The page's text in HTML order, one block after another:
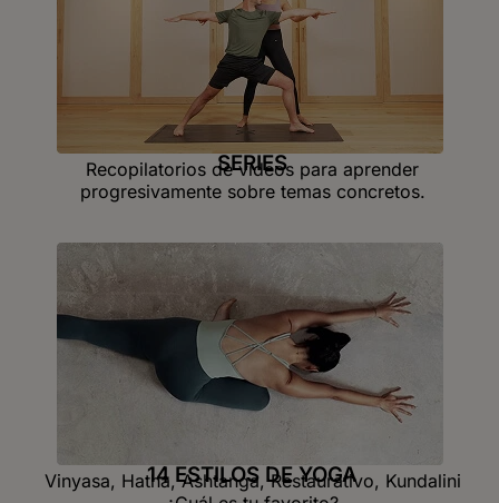
SERIES
Recopilatorios de vídeos para aprender
progresivamente sobre temas concretos.
14 ESTILOS DE YOGA
Vinyasa, Hatha, Ashtanga, Restaurativo, Kundalini